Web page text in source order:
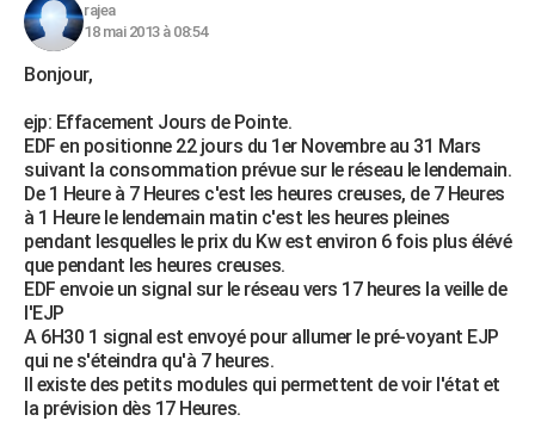
Destinations
City break
Voyage nature
Voyage de noces
Forum
Climat
+PHOTO
GUIDES D'ACHAT
BONS PLANS
CARTE DE VOEUX
Carte de Noël
Carte Bonne année
Carte Saint-Valentin
Carte Pâques
Carte d'anniversaire
DICTIONNAIRE
Dictionnaire
Biographies
Citations
Expressions
Proverbes
PROGRAMME TV
COPAINS D'AVANT
S'inscrire
Se connecter
Lycées
Collèges
Primaires
Universités
Entreprises
Service militaire
Avis de recherche
AVIS DE DÉCÈS
FORUM
rajea
18 mai 2013 à 08:54
Bonjour,
ejp: Effacement Jours de Pointe.
EDF en positionne 22 jours du 1er Novembre au 31 Mars
suivant la consommation prévue sur le réseau le lendemain.
De 1 Heure à 7 Heures c'est les heures creuses, de 7 Heures
à 1 Heure le lendemain matin c'est les heures pleines
pendant lesquelles le prix du Kw est environ 6 fois plus élévé
que pendant les heures creuses.
EDF envoie un signal sur le réseau vers 17 heures la veille de
l'EJP
A 6H30 1 signal est envoyé pour allumer le pré-voyant EJP
qui ne s'éteindra qu'à 7 heures.
Il existe des petits modules qui permettent de voir l'état et
la prévision dès 17 Heures.